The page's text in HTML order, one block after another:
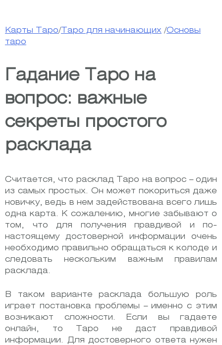
Карты Таро/ Таро для начинающих /Основы
таро
Гадание Таро на
вопрос: важные
секреты простого
расклада
Считается, что расклад Таро на вопрос – один
из самых простых. Он может покориться даже
новичку, ведь в нем задействована всего лишь
одна карта. К сожалению, многие забывают о
том, что для получения правдивой и по-
настоящему достоверной информации очень
необходимо правильно обращаться к колоде и
следовать нескольким важным правилам
расклада.
В таком варианте расклада большую роль
играет постановка проблемы – именно с этим
возникают сложности. Если вы гадаете
онлайн, то Таро не даст правдивой
информации. Для достоверного ответа нужен